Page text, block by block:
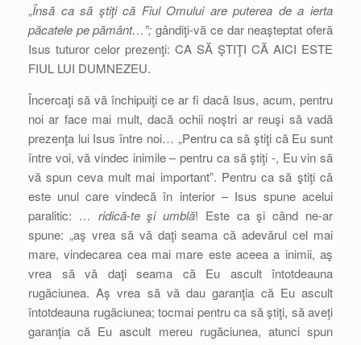
„Însă ca să ştiţi că Fiul Omului are puterea de a ierta
păcatele pe pământ…”; gândiţi-vă ce dar neaşteptat oferă
Isus tuturor celor prezenţi: CA SĂ ŞTIŢI CĂ AICI ESTE
FIUL LUI DUMNEZEU.
Încercaţi să vă închipuiţi ce ar fi dacă Isus, acum, pentru
noi ar face mai mult, dacă ochii noştri ar reuşi să vadă
prezenţa lui Isus între noi… „Pentru ca să ştiţi că Eu sunt
între voi, vă vindec inimile – pentru ca să ştiţi -, Eu vin să
vă spun ceva mult mai important”. Pentru ca să ştiţi că
este unul care vindecă în interior – Isus spune acelui
paralitic: … ridică-te şi umblă! Este ca şi când ne-ar
spune: „aş vrea să vă daţi seama că adevărul cel mai
mare, vindecarea cea mai mare este aceea a inimii, aş
vrea să vă daţi seama că Eu ascult întotdeauna
rugăciunea. Aş vrea să vă dau garanţia că Eu ascult
întotdeauna rugăciunea; tocmai pentru ca să ştiţi, să aveţi
garanţia că Eu ascult mereu rugăciunea, atunci spun